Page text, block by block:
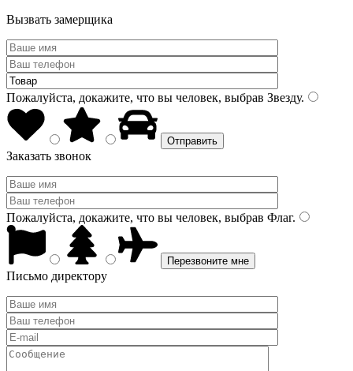
Вызвать замерщика
Пожалуйста, докажите, что вы человек, выбрав Звезду.
Заказать звонок
Пожалуйста, докажите, что вы человек, выбрав Флаг.
Письмо директору